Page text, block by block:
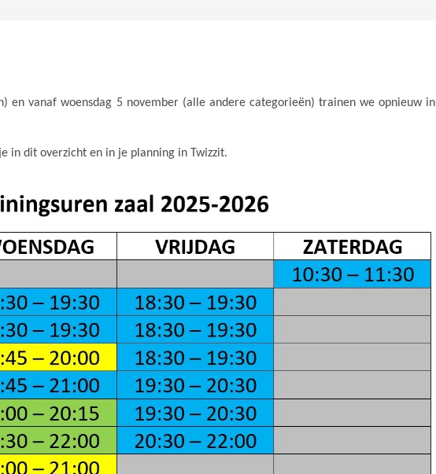
en vanaf woensdag 5 november (alle andere categorieën) trainen we opnieuw in
in dit overzicht en in je planning in Twizzit.